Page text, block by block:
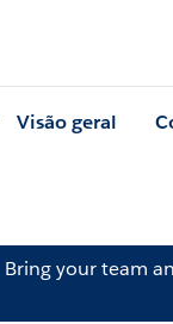
Visão geral
Bring your team